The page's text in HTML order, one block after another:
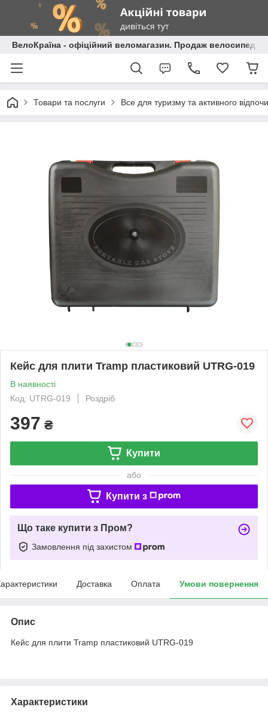
ВелоКраїна - офіційний веломагазин. Продаж велосипедів
Товари та послуги Все для туризму та активного
Кейс для плити Tramp пластиковий UTRG-019
В наявності
Код: UTRG-019
Роздріб
397 ₴
Купити
або
Купити з
Що таке купити з Пром?
Замовлення під захистом
Доставка Оплата Умови повернення
Опис
Кейс для плити Tramp пластиковий UTRG-019
Характеристики